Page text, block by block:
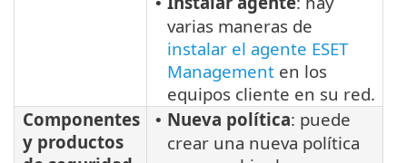
varias maneras de
instalar el agente ESET
Management en los
equipos cliente en su red.
Componentes
y productos
• Nueva política: puede
crear una nueva política